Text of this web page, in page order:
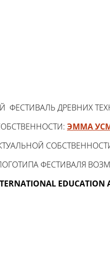
ФЕСТИВАЛЬ ДРЕВНИХ
ЭММА
ФЕСТИВАЛЯ
EDUCATION